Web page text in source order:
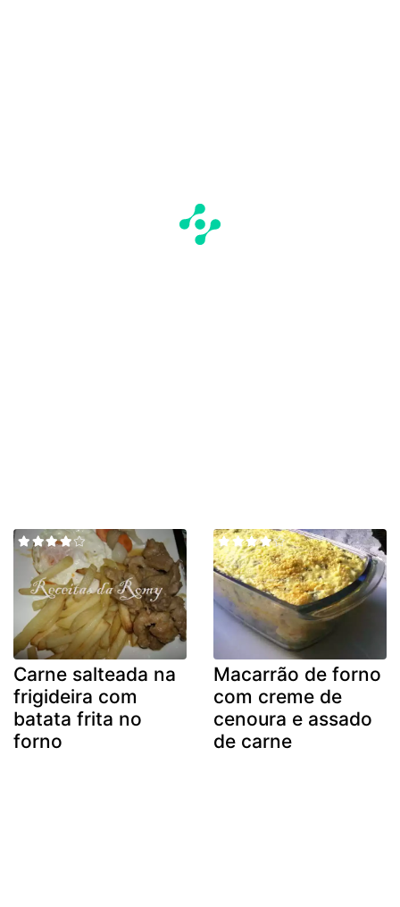
Carne salteada na
frigideira com
batata frita no
forno
Macarrão de forno
com creme de
cenoura e assado
de carne